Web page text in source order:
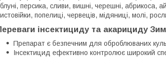
персика, сливи, вишні, черешні, абрикоса,
попелиці, червеців, мідяниці, молі,
інсектициду та акарициду
Препарат є безпечним для оброблюваних
Інсектицид ефективно контролює широкий